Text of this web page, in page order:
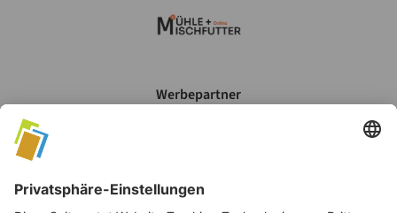
Werbepartner